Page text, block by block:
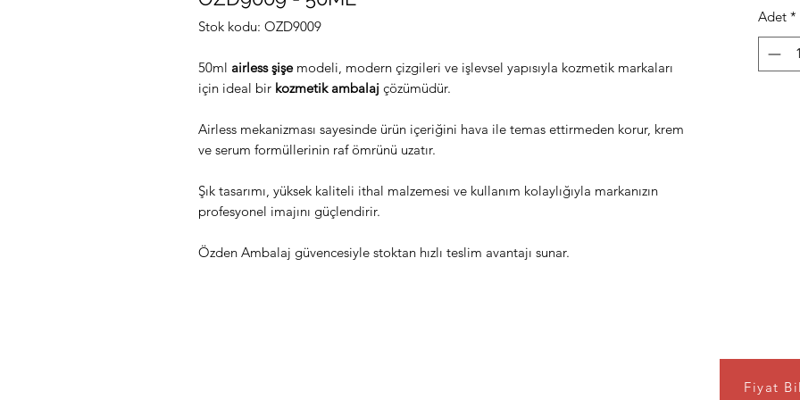
Stok kodu: OZD9009
50ml airless şişemodeli, modern çizgileri ve işlevsel yapısıyla kozmetik markaları
için ideal bir kozmetik ambalaj çözümüdür.
Airless mekanizması sayesinde ürün içeriğini hava ile temas ettirmeden korur, krem
ve serum formüllerinin raf ömrünü uzatır.
Şık tasarımı, yüksek kaliteli ithal malzemesi ve kullanım kolaylığıyla markanızın
profesyonel imajını güçlendirir.
Özden Ambalaj güvencesiyle stoktan hızlı teslim avantajı sunar.
Adet *
Fiyat